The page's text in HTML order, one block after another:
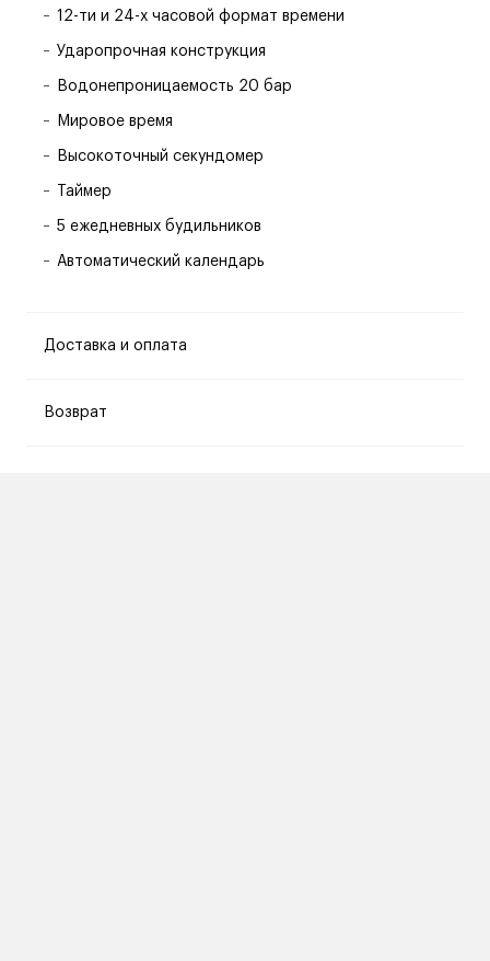
12-ти и 24-х часовой формат времени
Ударопрочная конструкция
Водонепроницаемость 20 бар
Мировое время
Высокоточный секундомер
Таймер
5 ежедневных будильников
Автоматический календарь
Доставка и оплата
Возврат